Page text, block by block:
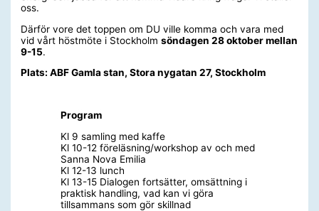
oss.
Därför vore det toppen om DU ville komma och vara med
vid vårt höstmöte i Stockholmsöndagen 28 oktober mellan
9-15.
Plats: ABF Gamla stan, Stora nygatan 27, Stockholm
Program
Kl 9 samling med kaffe
Kl 10-12 föreläsning/workshop av och med
Sanna Nova Emilia
Kl 12-13 lunch
Kl 13-15 Dialogen fortsätter, omsättning i
praktisk handling, vad kan vi göra
tillsammans som gör skillnad